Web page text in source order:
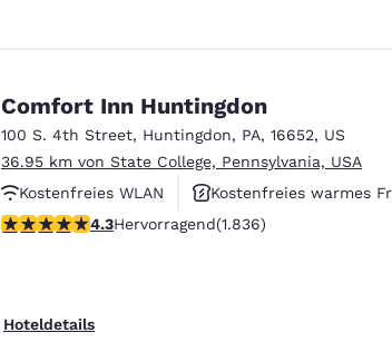
Comfort Inn Huntingdon
100 S. 4th Street, Huntingdon, PA, 16652, US
36.95 km von State College, Pennsylvania, USA
Kostenfreies WLAN
Kostenfreies warmes
Haustierfreundlich
4.27-Sterne-Bewertung. Hervorragend. 1836
4.3Hervorragend(1.836)
Hoteldetails